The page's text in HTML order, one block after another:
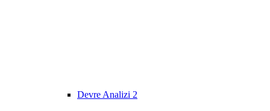
Devre Analizi 2